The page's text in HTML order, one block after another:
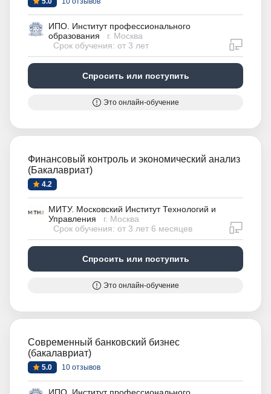
ИПО. Институт профессионального
образования
г. Москва
Срок обучения: от 3 лет
Спросить или поступить
Это онлайн-обучение
Финансовый контроль и экономический анализ
(Бакалавриат)
4.2
МИТУ. Московский Институт Технологий и
Управления
г. Москва
Срок обучения: от 3 лет 6 месяцев
Спросить или поступить
Это онлайн-обучение
Современный банковский бизнес
(бакалавриат)
5.0 10 отзывов